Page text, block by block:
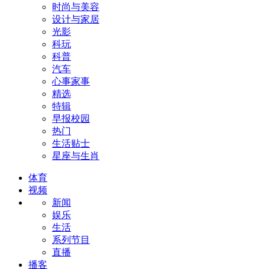
时尚与美容
设计与家居
光影
科玩
科普
汽车
心事家事
精选
特辑
早报校园
热门
生活贴士
星座与生肖
体育
视频
新闻
娱乐
生活
系列节目
直播
播客